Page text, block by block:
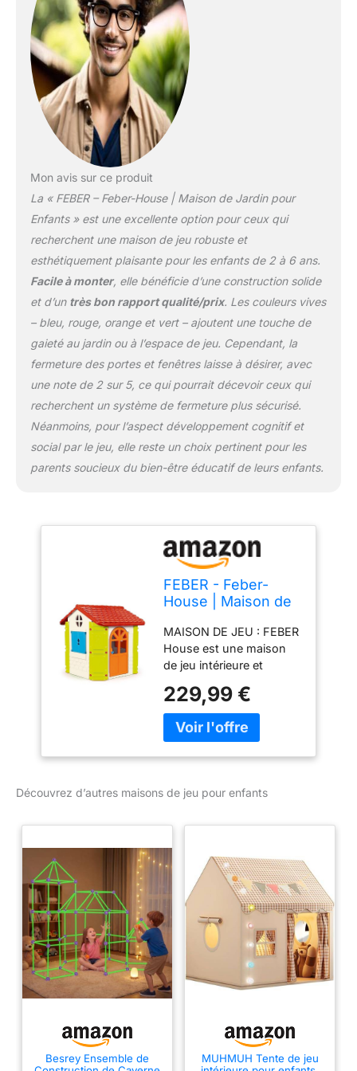
COULEURS : la petite
maison a un toit rouge,
des murs blancs avec
des coins verts, des
fenêtres bleues et une
porte orange ; des
couleurs vives et
résistantes à la lumière
phénomènes
temporaires tels que la
pluie. ROBUSTE ET
SÉCURITAIRE : Une
construction robuste
pour la sécurité des
enfants ; Pour les jeunes
enfants de 2 à 6 ans.
ASSEMBLAGE FACILE :
L'assemblage de cette
maison de jardin est très
facile, le temps
approximatif avec les
matériaux, les outils et
les instructions inclus est
de 30 minutes.
Mon avis sur ce produit
La « FEBER – Feber-House | Maison de Jardin pour
Enfants » est une excellente option pour ceux qui
recherchent une maison de jeu robuste et
esthétiquement plaisante pour les enfants de 2 à 6 ans.
Facile à monter, elle bénéficie d’une construction solide
et d’un très bon rapport qualité/prix. Les couleurs vives
– bleu, rouge, orange et vert – ajoutent une touche de
gaieté au jardin ou à l’espace de jeu. Cependant, la
fermeture des portes et fenêtres laisse à désirer, avec
une note de 2 sur 5, ce qui pourrait décevoir ceux qui
recherchent un système de fermeture plus sécurisé.
Néanmoins, pour l’aspect développement cognitif et
social par le jeu, elle reste un choix pertinent pour les
parents soucieux du bien-être éducatif de leurs enfants.
FEBER - Feber-
House | Maison de
- Bleu, Rouge
Orange et Vert -
Solide e Sûre |
Maison de Jeu pour
Enfants, 2 à 6 Ans
MAISON DE JEU : FEBER
House est une maison
de jeu intérieure et
enfants, pour jouer seul,
en famille ou avec des
amis, grâce à son
pliante avec une clé et
se verrouille pas) et 2
fenêtres pliantes
COULEURS : la petite
maison a un toit rouge,
des murs blancs avec
des coins verts, des
fenêtres bleues et une
porte orange ; des
couleurs vives et
résistantes à la lumière
changements de
température et aux
phénomènes
229,99 €
Découvrez d’autres maisons de jeu pour enfants
Besrey Ensemble de
MUHMUH Tente de jeu